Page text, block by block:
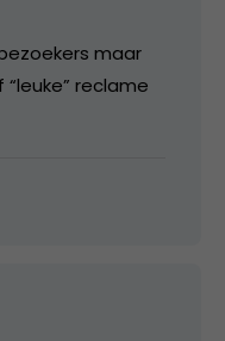
maar
reclame